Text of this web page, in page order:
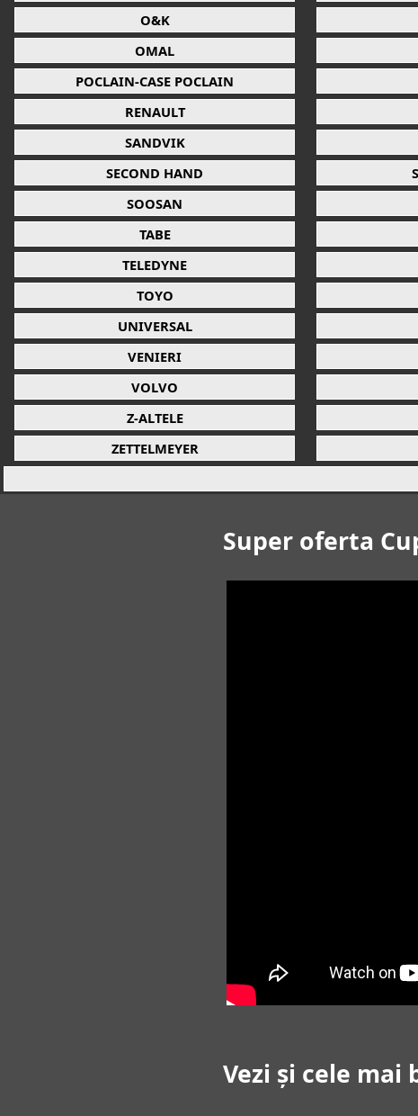
O&K
OMAL
POCLAIN-CASE POCLAIN
RENAULT
SANDVIK
SECOND HAND
SOOSAN
TABE
TELEDYNE
TOYO
UNIVERSAL
VENIERI
VOLVO
Z-ALTELE
ZETTELMEYER
Super oferta
Vezi și cele